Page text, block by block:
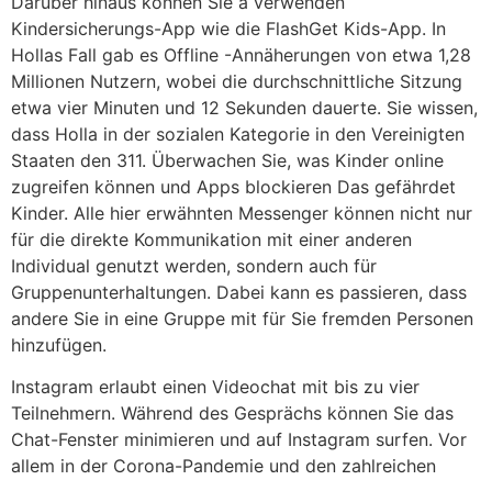
Kindersicherungs-App wie die FlashGet Kids-App. In
Hollas Fall gab es Offline -Annäherungen von etwa 1,28
Millionen Nutzern, wobei die durchschnittliche Sitzung
etwa vier Minuten und 12 Sekunden dauerte. Sie wissen,
dass Holla in der sozialen Kategorie in den Vereinigten
Staaten den 311. Überwachen Sie, was Kinder online
zugreifen können und Apps blockieren Das gefährdet
Kinder. Alle hier erwähnten Messenger können nicht nur
für die direkte Kommunikation mit einer anderen
Individual genutzt werden, sondern auch für
Gruppenunterhaltungen. Dabei kann es passieren, dass
andere Sie in eine Gruppe mit für Sie fremden Personen
hinzufügen.
Instagram erlaubt einen Videochat mit bis zu vier
Teilnehmern. Während des Gesprächs können Sie das
Chat-Fenster minimieren und auf Instagram surfen. Vor
allem in der Corona-Pandemie und den zahlreichen